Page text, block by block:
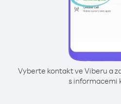
Vyberte kontakt ve Viberu a
s informacemi